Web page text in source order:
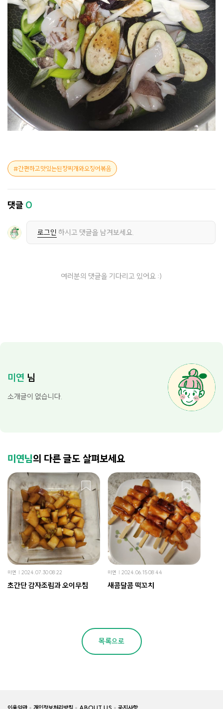
간편하고맛있는된장찌개와오징어볶음
댓글 0
로그인 하시고 댓글을 남겨보세요.
여러분의 댓글을 기다리고 있어요 :)
미연 님
소개글이 없습니다.
미연님의 다른 글도 살펴보세요
미연 2024.07.30 08:22
초간단 감자조림과 오이무침
미연 2024.06.15 08:44
새콤달콤 떡꼬치
목록으로